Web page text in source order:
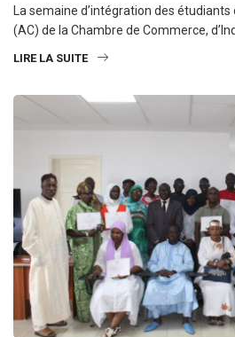
La semaine d’intégration des
(AC) de la Chambre de Commerce,
LIRE LA SUITE